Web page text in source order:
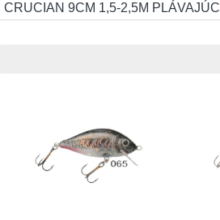
CRUCIAN 9CM 1,5-2,5M PLÁVAJÚCI